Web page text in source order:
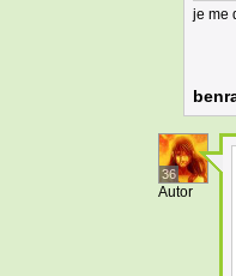
je me
36
Autor